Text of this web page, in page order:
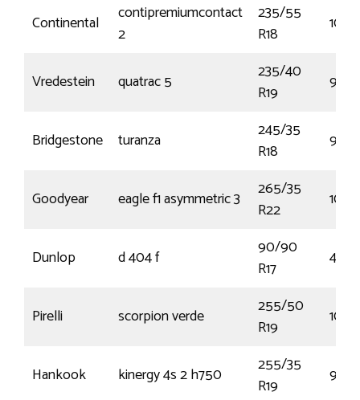
Continental
contipremiumcontact
2
235/55
R18
100Y
Vredestein quatrac 5
235/40
R19
96Y
Bridgestone turanza
245/35
R18
92Y
Goodyear eagle f1 asymmetric 3
265/35
R22
Dunlop d 404 f
90/90
R17
49P
Pirelli scorpion verde
255/50
R19
103Y
Hankook kinergy 4s 2 h750
255/35
R19
96Y